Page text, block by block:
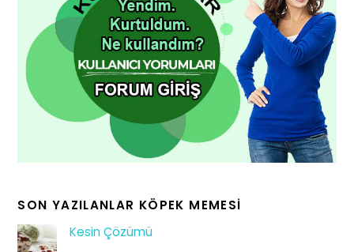
SON YAZILANLAR KÖPEK MEMESI
Kesin Çözümü